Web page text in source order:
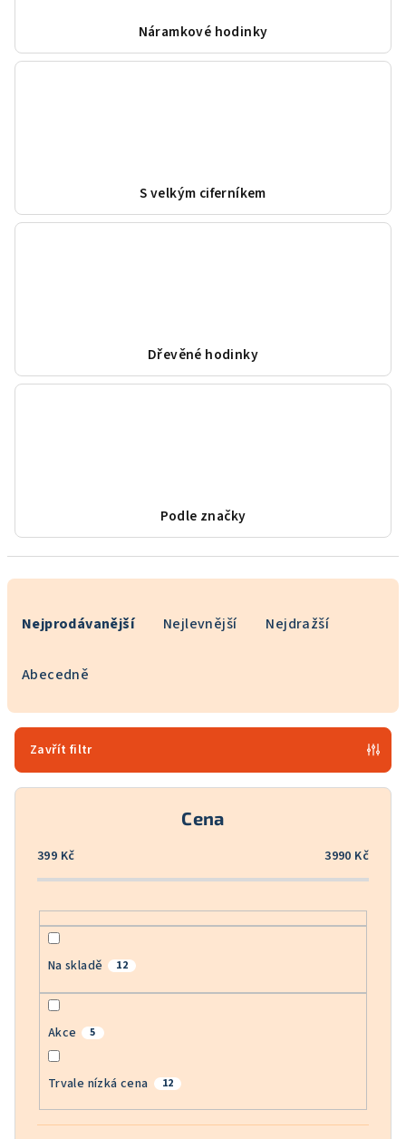
Náramkové hodinky
S velkým ciferníkem
Dřevěné hodinky
Podle značky
r
o
Nejprodávanější Nejlevnější Nejdražší
Abecedně
Zavřít filtr
Cena
399 Kč 3990 Kč
Na skladě 12
Akce 5
Trvale nízká cena 12